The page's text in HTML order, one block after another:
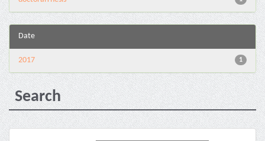
Date
1
2017
Search